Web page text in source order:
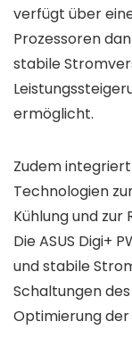
verfügt über
Prozessoren
stabile
ermöglicht.
Zudem
Technologien
Kühlung und zur
Die ASUS Digi+
und stabile
Schaltungen
Optimierung